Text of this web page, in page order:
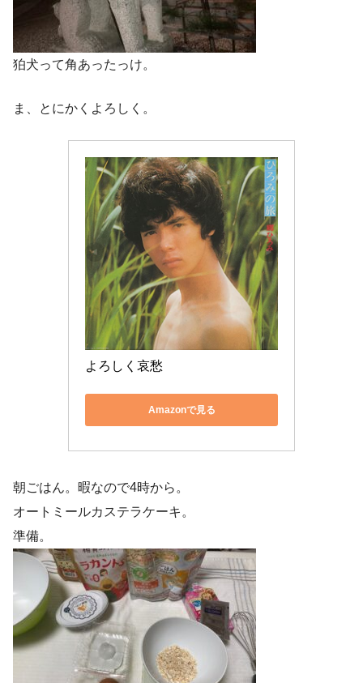
狛犬って角あったっけ。
ま、とにかくよろしく。
よろしく哀愁
Amazonで見る
朝ごはん。暇なので4時から。
オートミールカステラケーキ。
準備。